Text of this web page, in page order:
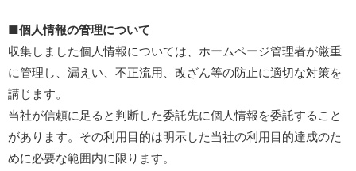
■個人情報の管理について
収集しました個人情報については、ホームページ管理者が厳重
に管理し、漏えい、不正流用、改ざん等の防止に適切な対策を
講じます。
当社が信頼に足ると判断した委託先に個人情報を委託すること
があります。その利用目的は明示した当社の利用目的達成のた
めに必要な範囲内に限ります。